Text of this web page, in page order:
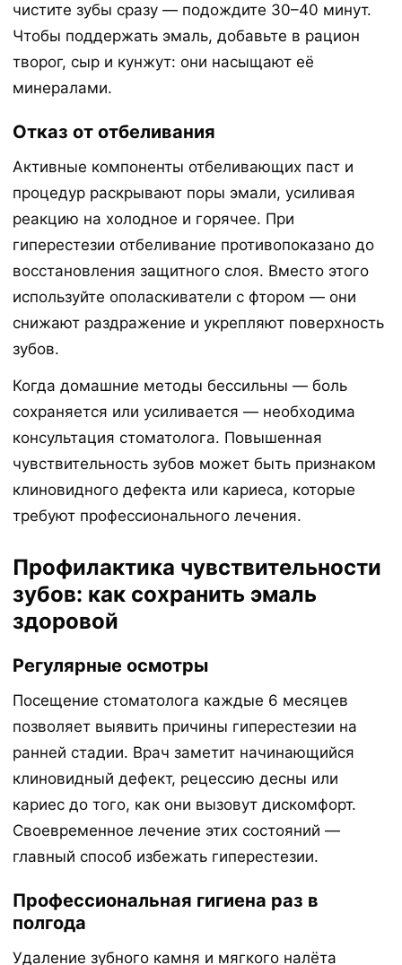
чистите зубы сразу — подождите 30–40 минут.
Чтобы поддержать эмаль, добавьте в рацион
творог, сыр и кунжут: они насыщают её
минералами.
Отказ от отбеливания
Активные компоненты отбеливающих паст и
процедур раскрывают поры эмали, усиливая
реакцию на холодное и горячее. При
гиперестезии отбеливание противопоказано до
восстановления защитного слоя. Вместо этого
используйте ополаскиватели с фтором — они
снижают раздражение и укрепляют поверхность
зубов.
Когда домашние методы бессильны — боль
сохраняется или усиливается — необходима
консультация стоматолога. Повышенная
чувствительность зубов может быть признаком
клиновидного дефекта или кариеса, которые
требуют профессионального лечения.
Профилактика чувствительности
зубов: как сохранить эмаль
здоровой
Регулярные осмотры
Посещение стоматолога каждые 6 месяцев
позволяет выявить причины гиперестезии на
ранней стадии. Врач заметит начинающийся
клиновидный дефект, рецессию десны или
кариес до того, как они вызовут дискомфорт.
Своевременное лечение этих состояний —
главный способ избежать гиперестезии.
Профессиональная гигиена раз в
полгода
Удаление зубного камня и мягкого налёта